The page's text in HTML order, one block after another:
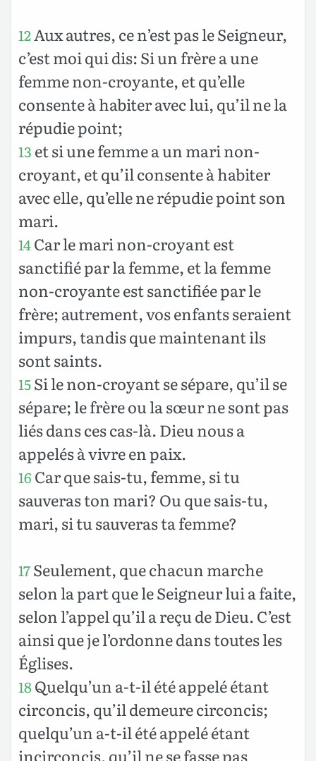
12Aux autres, ce n’est pas le Seigneur,
c’est moi qui dis: Si un frère a une
femme non-croyante, et qu’elle
consente à habiter avec lui, qu’il ne la
répudie point;
13 et si une femme a un mari non-
croyant, et qu’il consente à habiter
avec elle, qu’elle ne répudie point son
mari.
14Car le mari non-croyant est
sanctifié par la femme, et la femme
non-croyante est sanctifiée par le
frère; autrement, vos enfants seraient
impurs, tandis que maintenant ils
sont saints.
15Si le non-croyant se sépare, qu’il se
sépare; le frère ou la sœur ne sont pas
liés dans ces cas-là. Dieu nous a
appelés à vivre en paix.
16 Car que sais-tu, femme, si tu
sauveras ton mari? Ou que sais-tu,
mari, si tu sauveras ta femme?
17Seulement, que chacun marche
selon la part que le Seigneur lui a faite,
selon l’appel qu’il a reçu de Dieu. C’est
ainsi que je l’ordonne dans toutes les
Églises.
18Quelqu’un a-t-il été appelé étant
circoncis, qu’il demeure circoncis;
quelqu’un a-t-il été appelé étant
incirconcis, qu’il ne se fasse pas